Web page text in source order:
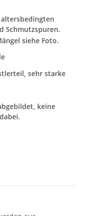
Schmutzspuren.
siehe Foto.
sehr starke
keine